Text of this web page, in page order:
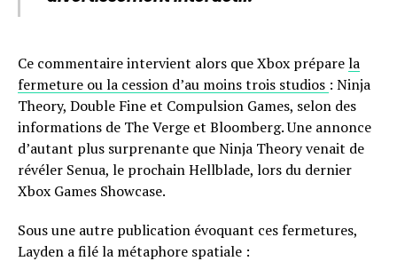
Ce commentaire intervient alors que Xbox préparela
fermeture ou la cession d’au moins trois studios : Ninja
Theory, Double Fine et Compulsion Games, selon des
informations de The Verge et Bloomberg. Une annonce
d’autant plus surprenante que Ninja Theory venait de
révéler Senua, le prochain Hellblade, lors du dernier
Xbox Games Showcase.
Sous une autre publication évoquant ces fermetures,
Layden a filé la métaphore spatiale :